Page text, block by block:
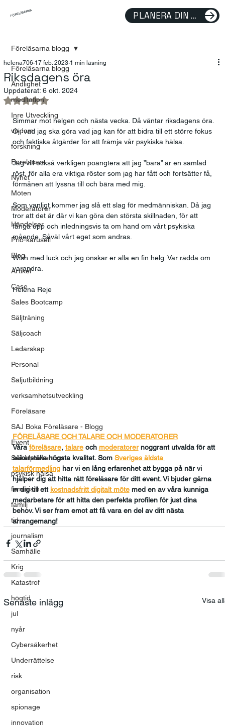
FÖRELÄSARNA PLANERA DIN FÖRELÄSNING
Föreläsarna blogg
Andlighet
meditation
Inre Utveckling
visdom
forskning
Föreläsare
Nyhet
Möten
Moderatorer
Händelser
Prio-karusell
Blog
Artikel
Case
Sales Bootcamp
Säljträning
Säljcoach
Ledarskap
Personal
Säljutbildning
verksamhetsutveckling
Föreläsare
SAJ Boka Föreläsare - Blogg
Event
Suicidprevention
psykisk hälsa
feminism
familj
tid
journalism
Samhälle
Krig
Katastrof
högtid
jul
nyår
Cybersäkerhet
Underrättelse
risk
organisation
spionage
innovation
Föreläsarna blogg
Riksdagens öra
helena706 17 feb. 2023 1 min läsning
Uppdaterat: 6 okt. 2024
Betygsatt till NaN av 5 stjärnor.
Simmar mot helgen och nästa vecka. Då väntar riksdagens öra.
Oj, vad jag ska göra vad jag kan för att bidra till ett större fokus
och faktiska åtgärder för att främja vår psykiska hälsa.
Jag vill också verkligen poängtera att jag ”bara” är en samlad
röst, för alla era viktiga röster som jag har fått och fortsätter få,
förmånen att lyssna till och bära med mig.
Som vanligt kommer jag slå ett slag för medmänniskan. Då jag
tror att det är där vi kan göra den största skillnaden, för att
fånga upp och inledningsvis ta om hand om vårt psykiska
mående. Såväl vårt eget som andras.
Wish med luck och jag önskar er alla en fin helg. Var rädda om
varandra.
Helena Reje
FÖRELÄSARE OCH TALARE OCH MODERATORER
Våra föreläsare, talare och moderatorer noggrant utvalda för att
säkerställa högsta kvalitet. Som Sveriges äldsta
talarförmedling har vi en lång erfarenhet att bygga på när vi
hjälper dig att hitta rätt föreläsare för ditt event. Vi bjuder gärna
in dig till ett kostnadsfritt digitalt möte med en av våra kunniga
medarbetare för att hitta den perfekta profilen för just dina
behov. Vi ser fram emot att få vara en del av ditt nästa
arrangemang!
Senaste inlägg Visa